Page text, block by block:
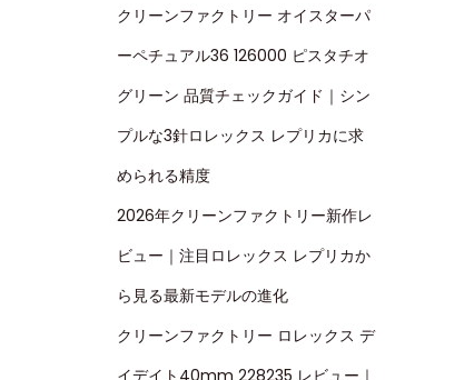
クリーンファクトリー オイスターパ
ーペチュアル36 126000 ピスタチオ
グリーン 品質チェックガイド｜シン
プルな3針ロレックス レプリカに求
められる精度
2026年クリーンファクトリー新作レ
ビュー｜注目ロレックス レプリカか
ら見る最新モデルの進化
クリーンファクトリー ロレックス デ
イデイト40mm 228235 レビュー｜